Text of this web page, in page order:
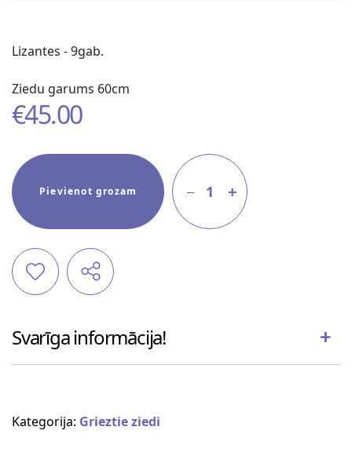
Lizantes - 9gab.
Ziedu garums 60cm
€45.00
Pievienot grozam 1
Svarīga informācija!
Kategorija: Grieztie ziedi